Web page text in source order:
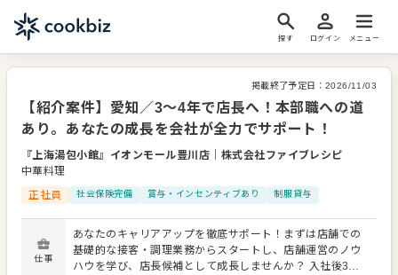
探す ログイン メニュー
掲載終了予定日： 2026/11/03
【紹介案件】愛知／3〜4年で店長へ！本部職への道
あり。あなたの成長を会社が全力でサポート！
『上海湯包小館』イオンモール豊川店
株式会社ファイブレシピ
中華料理
正社員
社会保険完備 賞与・インセンティブあり 制服貸与
仕事
あなたのキャリアアップを徹底サポート！まずは店舗での
基礎的な接客・調理業務からスタートし、店舗運営のノウ
ハウを学び、店長候補として成長しませんか？ 入社後3〜4